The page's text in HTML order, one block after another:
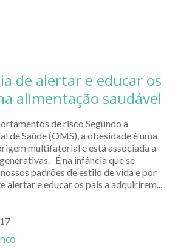
de alertar e educar os
alimentação saudável
de risco Segundo a
de Saúde (OMS), a obesidade é uma
multifatorial e está associada a
É na infância que se
padrões de estilo de vida e por
alertar e educar os pais a adquirirem...